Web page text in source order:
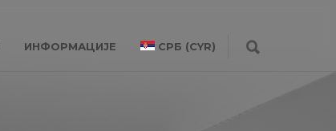
ИНФОРМАЦИЈЕ СРБ (CYR)